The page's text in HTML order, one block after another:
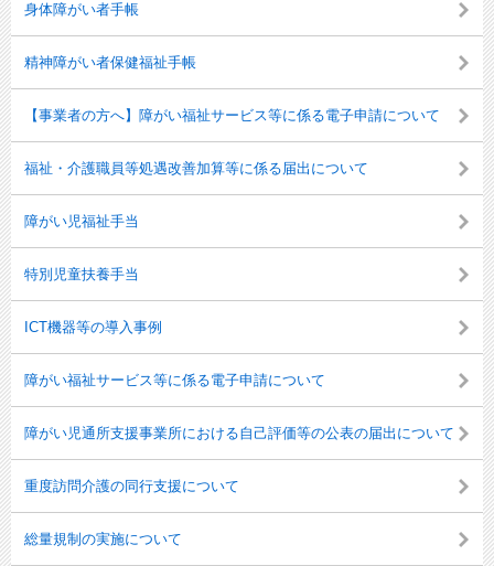
身体障がい者手帳
精神障がい者保健福祉手帳
【事業者の方へ】障がい福祉サービス等に係る電子申請について
福祉・介護職員等処遇改善加算等に係る届出について
障がい児福祉手当
特別児童扶養手当
ICT機器等の導入事例
障がい福祉サービス等に係る電子申請について
障がい児通所支援事業所における自己評価等の公表の届出について
重度訪問介護の同行支援について
総量規制の実施について